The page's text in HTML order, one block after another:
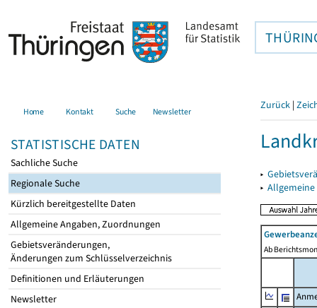
Home Kontakt Suche Newsletter
STATISTISCHE DATEN
Sachliche Suche
Regionale Suche
Kürzlich bereitgestellte Daten
Allgemeine Angaben, Zuordnungen
Gebietsveränderungen,
Änderungen zum Schlüsselverzeichnis
Definitionen und Erläuterungen
Newsletter
Zurück |
▸
▸
Ab